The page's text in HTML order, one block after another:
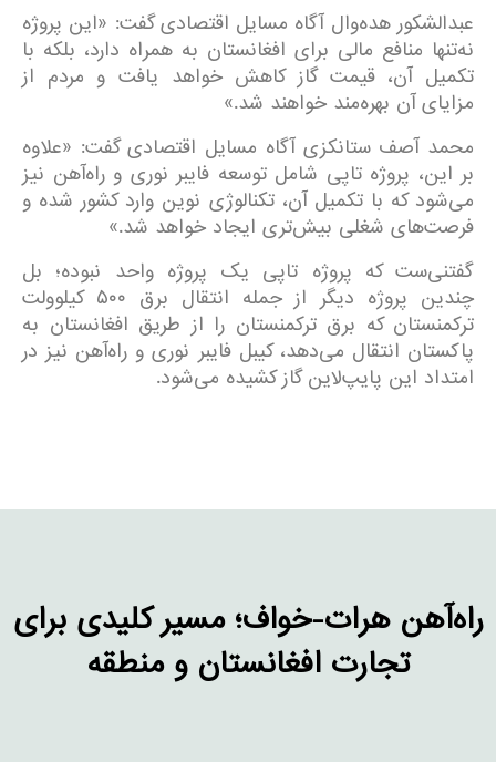
عبدالشکور هده‌وال آگاه مسایل اقتصادی گفت: «این پروژه
نه‌تنها منافع مالی برای افغانستان به همراه دارد، بلکه با
تکمیل آن، قیمت گاز کاهش خواهد یافت و مردم از
مزایای آن بهره‌مند خواهند شد.»
محمد آصف ستانکزی آگاه مسایل اقتصادی گفت: «علاوه
بر این، پروژه تاپی شامل توسعه فایبر نوری و راه‌آهن نیز
می‌شود که با تکمیل آن، تکنالوژی نوین وارد کشور شده و
فرصت‌های شغلی بیش‌تری ایجاد خواهد شد.»
گفتنی‌ست که پروژه تاپی یک پروژه واحد نبوده؛ بل
چندین پروژه دیگر از جمله انتقال برق ۵۰۰ کیلوولت
ترکمنستان که برق ترکمنستان را از طریق افغانستان به
پاکستان انتقال می‌دهد، کیبل فایبر نوری و راه‌آهن نیز در
امتداد این پایپ‌لاین گاز کشیده می‌شود.
راه‌آهن هرات-خواف؛ مسیر کلیدی برای
تجارت افغانستان و منطقه